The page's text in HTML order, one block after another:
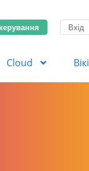
Вхід
Cloud Вікі